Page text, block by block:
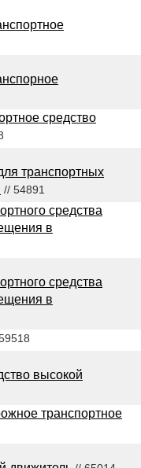
средство
транспортных
// 54891
средства
в
средства
в
высокой
транспортное